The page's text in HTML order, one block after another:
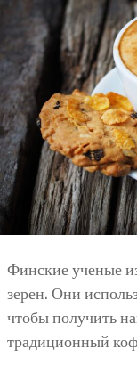
Финские ученые
зерен. Они
чтобы получить
традиционный